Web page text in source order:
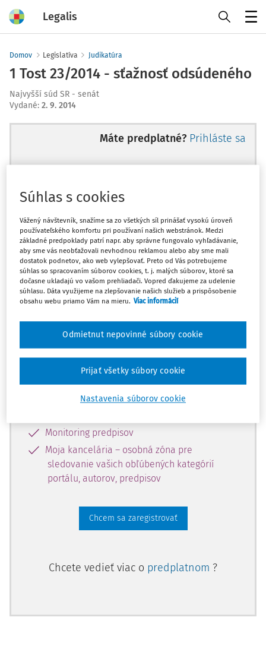
Legalis
Domov Legislatíva Judikatúra
1 Tost 23/2014 - sťažnosť odsúdeného
Najvyšší súd SR - senát
Vydané: 2. 9. 2014
Máte predplatné? Prihláste sa
Ups, zatiaľ ste si prečítali len
začiatok...
Celý odborný obsah z tejto oblasti je
dostupný predplatiteľom portálu.
obsahu a získajte prístup na 10 dní
zdarma, stačí sa len zaregistrovať.
Vďaka registrácii získate prístup aj k
vybranému obsahu:
Monitoring predpisov
Moja kancelária – osobná zóna pre
sledovanie vašich obľúbených kategórií
portálu, autorov, predpisov
Chcem sa zaregistrovať
Chcete vedieť viac o predplatnom ?
Súhlas s cookies
Vážený návštevník, snažíme sa zo všetkých síl prinášať vysokú úroveň
používateľského komfortu pri používaní našich webstránok. Medzi
základné predpoklady patrí napr. aby správne fungovalo vyhľadávanie,
aby sme vás neobťažovali nevhodnou reklamou alebo aby sme mali
dostatok podnetov, ako web vylepšovať. Preto od Vás potrebujeme
súhlas so spracovaním súborov cookies, t. j. malých súborov, ktoré sa
dočasne ukladajú vo vašom prehliadači. Vopred ďakujeme za udelenie
súhlasu. Dáta využijeme na zlepšovanie našich služieb a prispôsobenie
obsahu webu priamo Vám na mieru. Viac informácií
Nastavenia súborov cookie
Odmietnut nepovinné súbory cookie
Prijať všetky súbory cookie